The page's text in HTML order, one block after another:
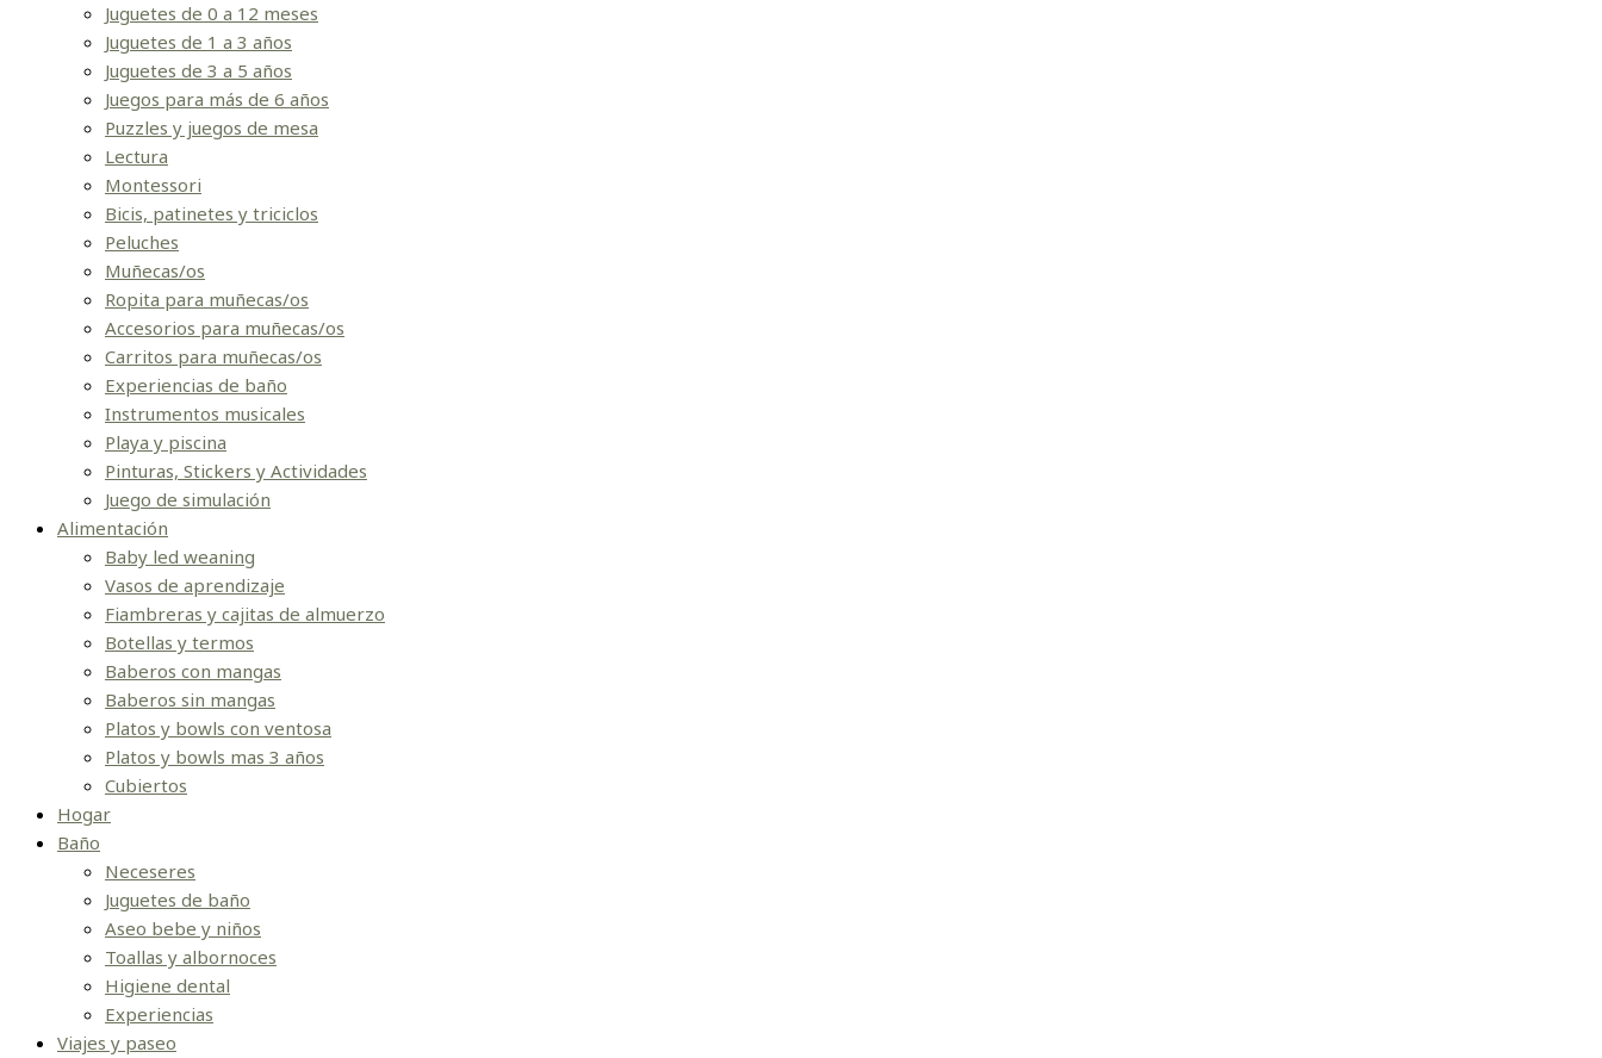
Juguetes de 0 a 12 meses
Juguetes de 1 a 3 años
Juguetes de 3 a 5 años
Juegos para más de 6 años
Puzzles y juegos de mesa
Lectura
Montessori
Bicis, patinetes y triciclos
Peluches
Muñecas/os
Ropita para muñecas/os
Accesorios para muñecas/os
Carritos para muñecas/os
Experiencias de baño
Instrumentos musicales
Playa y piscina
Pinturas, Stickers y Actividades
Juego de simulación
Alimentación
Baby led weaning
Vasos de aprendizaje
Fiambreras y cajitas de almuerzo
Botellas y termos
Baberos con mangas
Baberos sin mangas
Platos y bowls con ventosa
Platos y bowls mas 3 años
Cubiertos
Hogar
Baño
Neceseres
Juguetes de baño
Aseo bebe y niños
Toallas y albornoces
Higiene dental
Experiencias
Viajes y paseo